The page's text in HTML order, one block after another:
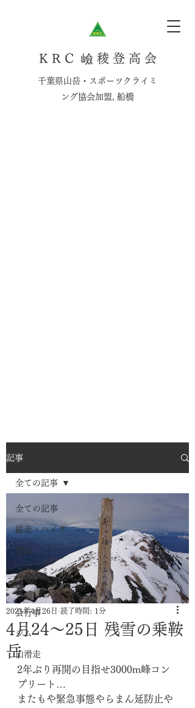
K R C 嶮 稜 登 高 会
千葉県山岳・スポーツクライミ
ング協会加盟, 船橋
記事
全ての記事
縦走・ハイク
雪山
クライミング
沢
会行事
ジム
山滑走
全ての記事
4月24～25日 残雪の乗鞍
岳
2021年4月26日 読了時間: 1分
2年ぶり再開の目指せ3000m峰コン
プリート…
またもや緊急事態やらまん延防止や